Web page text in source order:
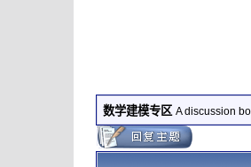
数学建模专区 A discussion